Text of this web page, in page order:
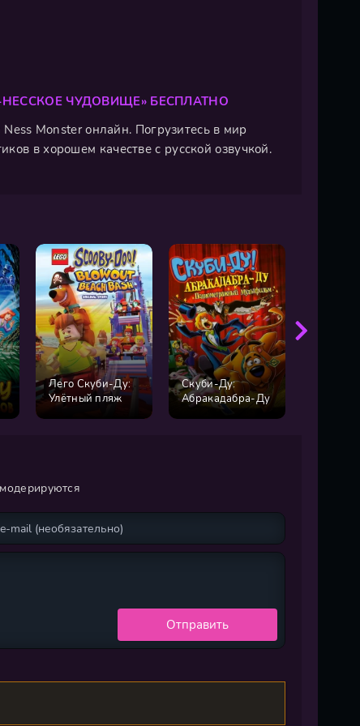
ЧУДОВИЩЕ» БЕСПЛАТНО
Monster онлайн. Погрузитесь в мир
в хорошем качестве с русской озвучкой.
Лего Скуби-Ду:
Улётный пляж
Скуби-Ду:
Абракадабра-Ду
Отправить